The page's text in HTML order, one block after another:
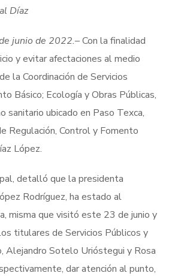
Díaz
junio de 2022.– Con la finalidad
y evitar afectaciones al medio
la Coordinación de Servicios
Básico; Ecología y Obras Públicas,
sanitario ubicado en Paso Texca,
Regulación, Control y Fomento
López.
detalló que la presidenta
Rodríguez, ha estado al
misma que visitó este 23 de junio y
titulares de Servicios Públicos y
Alejandro Sotelo Urióstegui y Rosa
dar atención al punto,